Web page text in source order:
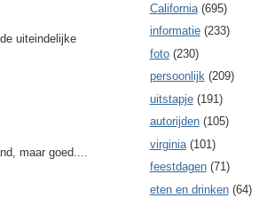
uiteindelijke
maar goed....
California (695)
informatie (233)
foto (230)
persoonlijk (209)
uitstapje (191)
autorijden (105)
virginia (101)
feestdagen (71)
eten en drinken (64)